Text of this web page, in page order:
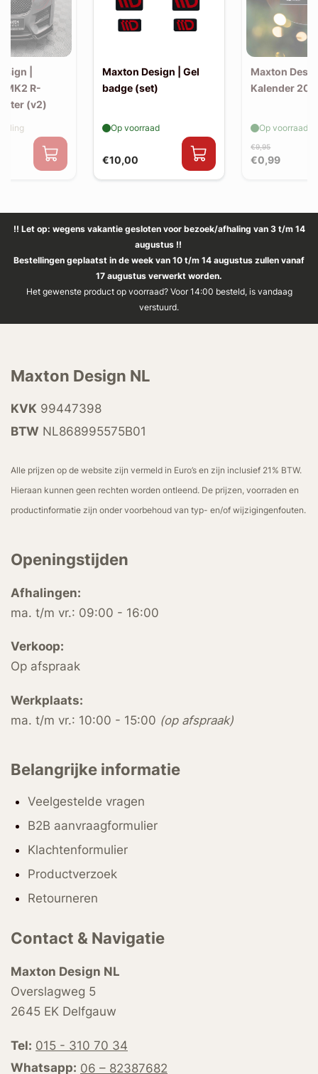
|
MK2 R-
(v2)
Maxton Design | Gel
badge (set)
€10,00
Op voorraad
Maxton
Kalender
€9,95
€0,99
Op voorraad
!! Let op: wegens vakantie gesloten voor bezoek/afhaling van 3 t/m 14
augustus !!
Bestellingen geplaatst in de week van 10 t/m 14 augustus zullen vanaf
17 augustus verwerkt worden.
Het gewenste product op voorraad? Voor 14:00 besteld, is vandaag
verstuurd.
Maxton Design NL
KVK 99447398
BTW NL868995575B01
Alle prijzen op de website zijn vermeld in Euro’s en zijn inclusief 21% BTW.
Hieraan kunnen geen rechten worden ontleend. De prijzen, voorraden en
productinformatie zijn onder voorbehoud van typ- en/of wijzigingenfouten.
Openingstijden
Afhalingen:
ma. t/m vr.: 09:00 - 16:00
Verkoop:
Op afspraak
Werkplaats:
ma. t/m vr.: 10:00 - 15:00 (op afspraak)
Belangrijke informatie
Veelgestelde vragen
B2B aanvraagformulier
Klachtenformulier
Productverzoek
Retourneren
Contact & Navigatie
Maxton Design NL
Overslagweg 5
2645 EK Delfgauw
Tel: 015 - 310 70 34
Whatsapp: 06 – 82387682